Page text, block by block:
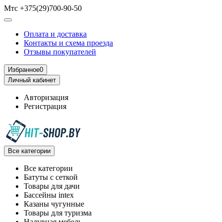
Мтс +375(29)700-90-50
Оплата и доставка
Контакты и схема проезда
Отзывы покупателей
Избранное0
Личный кабинет
Авторизация
Регистрация
Все категории
Все категории
Батуты с сеткой
Товары для дачи
Бассейны intex
Казаны чугунные
Товары для туризма